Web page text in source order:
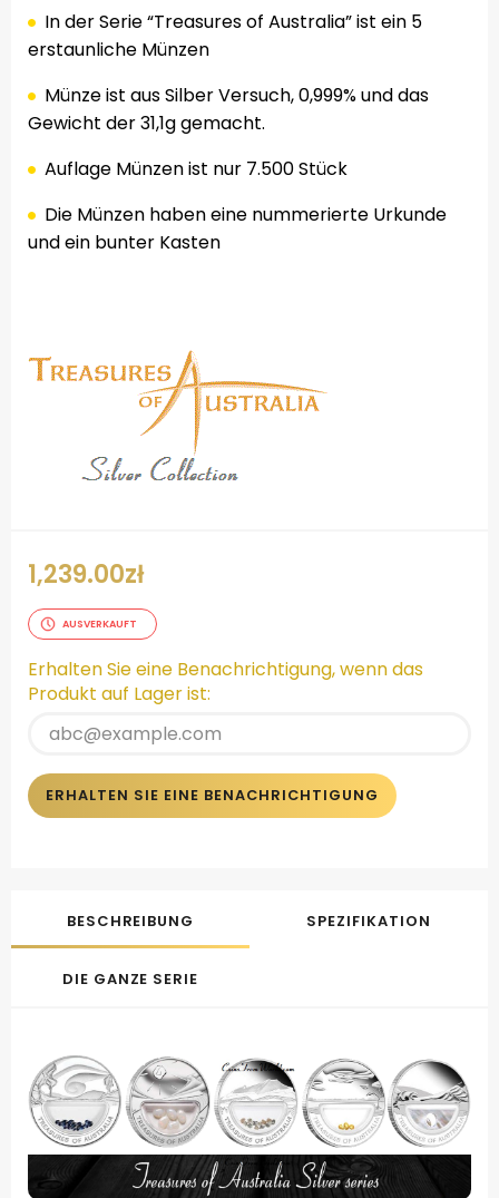
In der Serie “Treasures of Australia” ist ein 5
erstaunliche Münzen
Münzeist aus SilberVersuch,0,999%und das
Gewicht der31,1ggemacht.
Auflage Münzen ist nur 7.500 Stück
Die Münzen haben eine nummerierte Urkunde
und ein bunter Kasten
1,239.00zł
AUSVERKAUFT
Erhalten Sie eine Benachrichtigung, wenn das
Produkt auf Lager ist:
ERHALTEN SIE EINE BENACHRICHTIGUNG
BESCHREIBUNG SPEZIFIKATION
DIE GANZE SERIE